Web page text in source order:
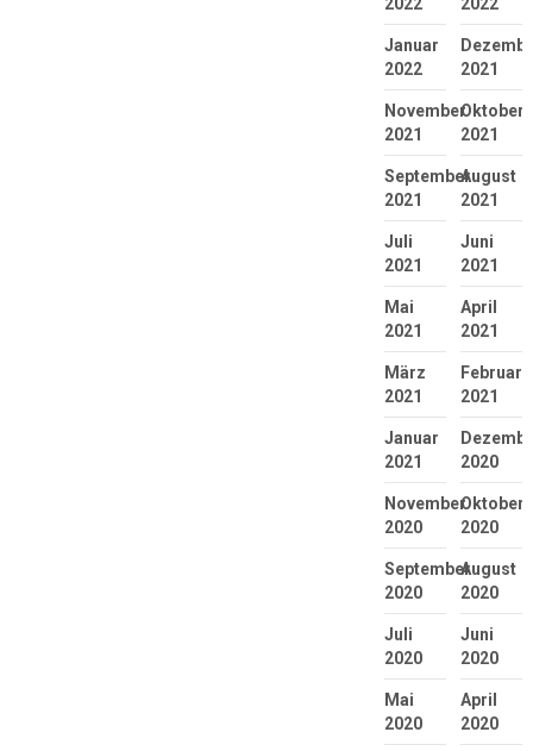
2022
2022
Januar
2022
2021
November
2021
Oktober
2021
September
2021
August
2021
Juli
2021
Juni
2021
Mai
2021
April
2021
März
2021
Februar
2021
Januar
2021
2020
November
2020
Oktober
2020
September
2020
August
2020
Juli
2020
Juni
2020
Mai
2020
April
2020